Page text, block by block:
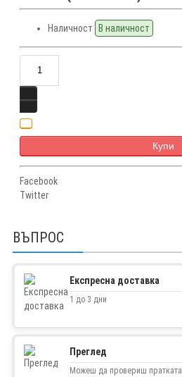
Наличност В наличност
Купи
Facebook
Twitter
ВЪПРОС
Експресна доставка
1 до 3 дни
Преглед
Можеш да провериш пратката